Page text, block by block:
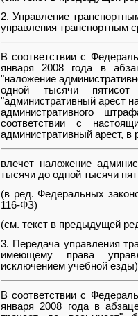
2. Управление
управления транспортным
В соответствии с
января 2008 года в
"наложение
одной тысячи
"административный арест
административного
соответствии с
административный арест, в
влечет наложение
тысячи до одной тысячи
(в ред. Федеральных
116-ФЗ)
(см. текст в предыдущей
3. Передача управления
имеющему права
исключением учебной
В соответствии с
января 2008 года в